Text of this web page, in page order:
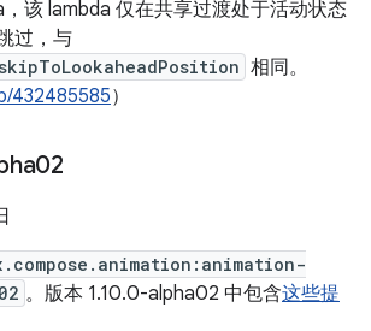
该 lambda 仅在共享过渡处于活动状态
过，与
相同。
432485585）
。版本 1.10.0-alpha02 中包含这些提